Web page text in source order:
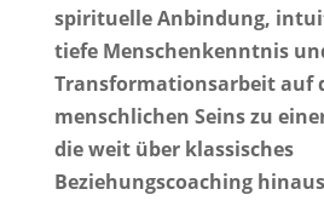
spirituelle Anbindung,
tiefe Menschenkenntnis
Transformationsarbeit auf
menschlichen Seins zu
die weit über klassisches
Beziehungscoaching